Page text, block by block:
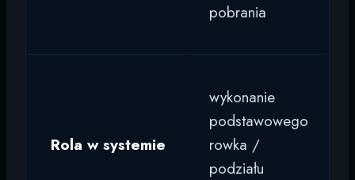
pobrania
Rola w systemie
wykonanie
podstawowego
rowka /
podziału